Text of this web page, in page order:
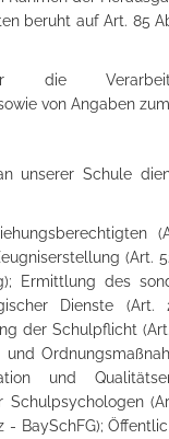
beruht auf Art. 85
für die
von Angaben
unserer Schule
(Art.
Ermittlung des
Dienste
der Schulpflicht
und
und
Schulpsychologen
- BaySchFG);